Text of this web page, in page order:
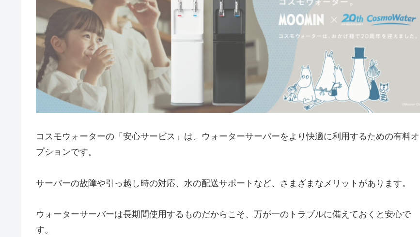
コスモウォーターの「安心サービス」は、ウォーターサーバーをより快適に利用するための有料オ
プションです。
サーバーの故障や引っ越し時の対応、水の配送サポートなど、さまざまなメリットがあります。
ウォーターサーバーは長期間使用するものだからこそ、万が一のトラブルに備えておくと安心で
す。